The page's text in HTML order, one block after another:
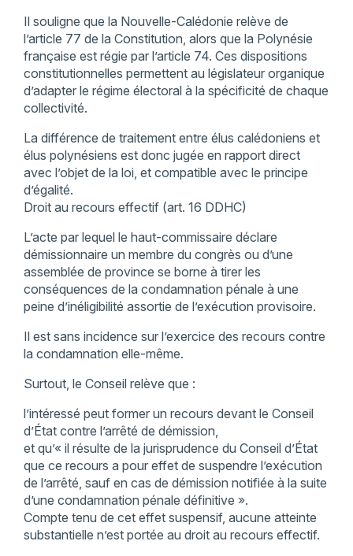
Il souligne que la Nouvelle-Calédonie relève de
l’article 77 de la Constitution, alors que la Polynésie
française est régie par l’article 74. Ces dispositions
constitutionnelles permettent au législateur organique
d’adapter le régime électoral à la spécificité de chaque
collectivité.
La différence de traitement entre élus calédoniens et
élus polynésiens est donc jugée en rapport direct
avec l’objet de la loi, et compatible avec le principe
d’égalité.
Droit au recours effectif (art. 16 DDHC)
L’acte par lequel le haut-commissaire déclare
démissionnaire un membre du congrès ou d’une
assemblée de province se borne à tirer les
conséquences de la condamnation pénale à une
peine d’inéligibilité assortie de l’exécution provisoire.
Il est sans incidence sur l’exercice des recours contre
la condamnation elle-même.
Surtout, le Conseil relève que :
l’intéressé peut former un recours devant le Conseil
d’État contre l’arrêté de démission,
et qu’« il résulte de la jurisprudence du Conseil d’État
que ce recours a pour effet de suspendre l’exécution
de l’arrêté, sauf en cas de démission notifiée à la suite
d’une condamnation pénale définitive ».
Compte tenu de cet effet suspensif, aucune atteinte
substantielle n’est portée au droit au recours effectif.